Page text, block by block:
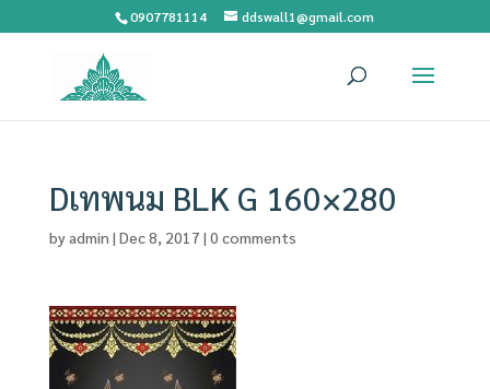
0907781114 ddswall1@gmail.com
Dเทพนม BLK G 160×280
byadmin | Dec 8, 2017 | 0 comments